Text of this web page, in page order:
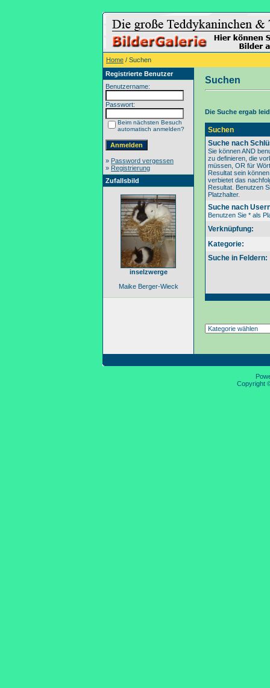
Home / Suchen
Registrierte Benutzer
Benutzername:
Passwort:
Beim nächsten Besuch
automatisch anmelden?
» Password vergessen
» Registrierung
Zufallsbild
inselzwerge
Maike Berger-Wieck
Suchen
Die Suche ergab
Suchen
Suche nach
Sie können AND
zu definieren, die
müssen, OR für
Resultat sein
verbietet das
Resultat. Benutzen
Platzhalter.
Suche nach
Benutzen Sie * als
Verknüpfung:
Kategorie:
Suche in Feldern:
Copyright